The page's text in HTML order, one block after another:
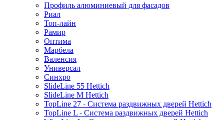
Профиль алюминиевый для фасадов
Риал
Топ-лайн
Рамир
Оптима
Марбела
Валенсия
Универсал
Синхро
SlideLine 55 Hettich
SlideLine M Hettich
TopLine 27 - Система раздвижных дверей Hettich
TopLine L - Система раздвижных дверей Hettich